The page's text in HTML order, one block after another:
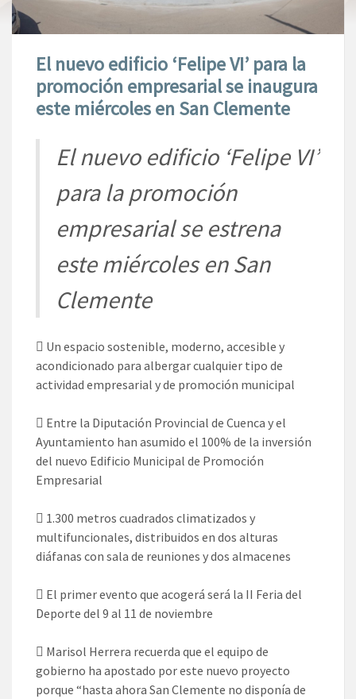
El nuevo edificio ‘Felipe VI’ para la
promoción empresarial se inaugura
este miércoles en San Clemente
El nuevo edificio ‘Felipe VI’
para la promoción
empresarial se estrena
este miércoles en San
Clemente
 Un espacio sostenible, moderno, accesible y
acondicionado para albergar cualquier tipo de
actividad empresarial y de promoción municipal
 Entre la Diputación Provincial de Cuenca y el
Ayuntamiento han asumido el 100% de la inversión
del nuevo Edificio Municipal de Promoción
Empresarial
 1.300 metros cuadrados climatizados y
multifuncionales, distribuidos en dos alturas
diáfanas con sala de reuniones y dos almacenes
 El primer evento que acogerá será la II Feria del
Deporte del 9 al 11 de noviembre
 Marisol Herrera recuerda que el equipo de
gobierno ha apostado por este nuevo proyecto
porque “hasta ahora San Clemente no disponía de